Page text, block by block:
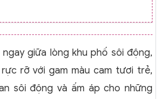
giữa lòng khu phố sôi động,
rỡ với gam màu cam tươi trẻ,
sôi động và ấm áp cho những